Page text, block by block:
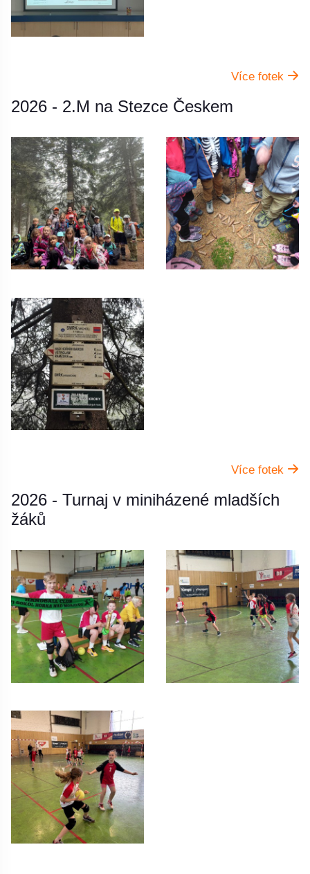
Více fotek
2026 - 2.M na Stezce Českem
Více fotek
2026 - Turnaj v miniházené mladších
žáků